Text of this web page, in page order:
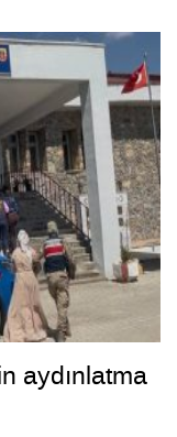
aydınlatma